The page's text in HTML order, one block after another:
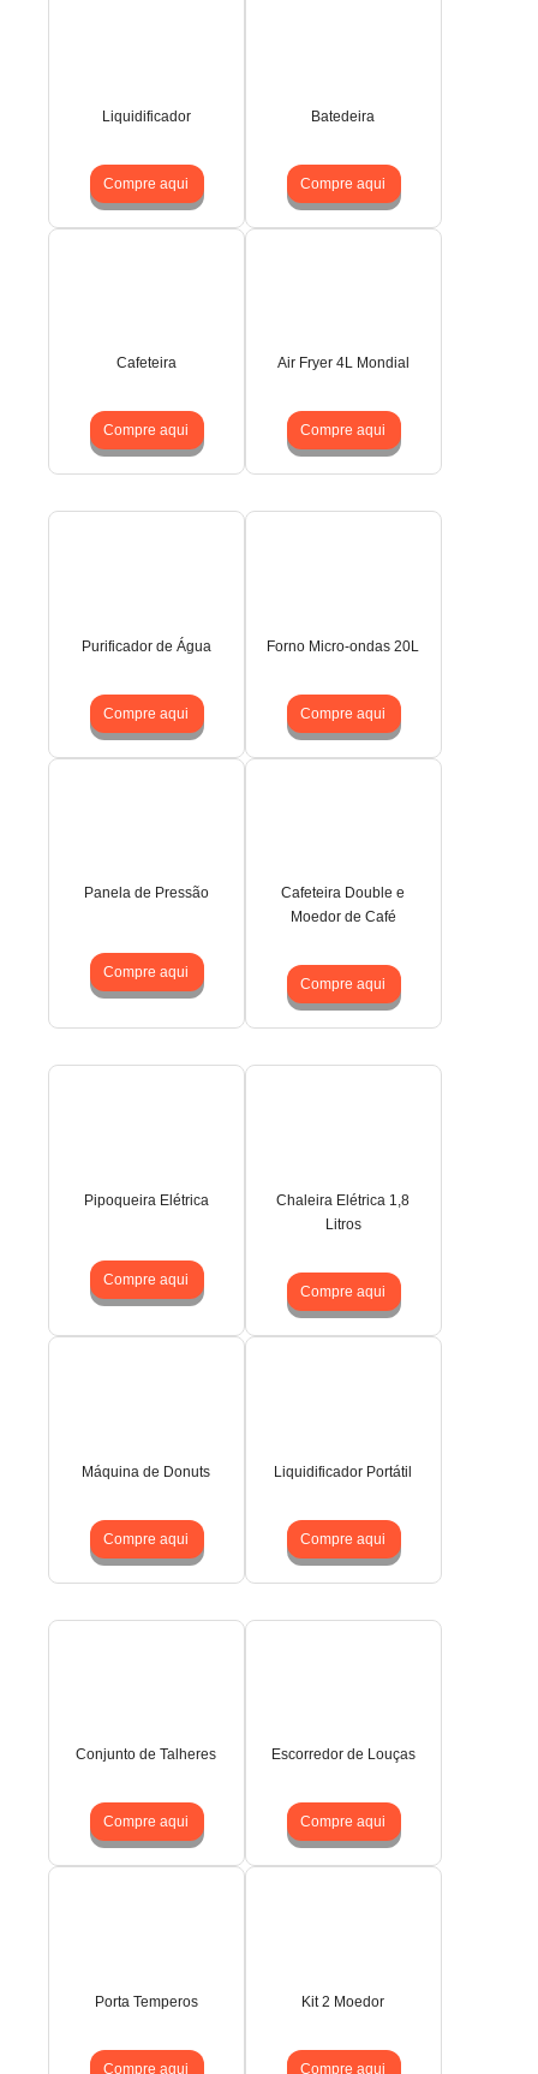
Liquidificador
Compre aqui
Batedeira
Compre aqui
Cafeteira
Compre aqui
Air Fryer 4L Mondial
Compre aqui
Purificador de Água
Compre aqui
Forno Micro-ondas 20L
Compre aqui
Panela de Pressão
Compre aqui
Cafeteira Double e
Moedor de Café
Compre aqui
Pipoqueira Elétrica
Compre aqui
Chaleira Elétrica 1,8
Litros
Compre aqui
Máquina de Donuts
Compre aqui
Liquidificador Portátil
Compre aqui
Conjunto de Talheres
Compre aqui
Escorredor de Louças
Compre aqui
Porta Temperos
Compre aqui
Kit 2 Moedor
Compre aqui